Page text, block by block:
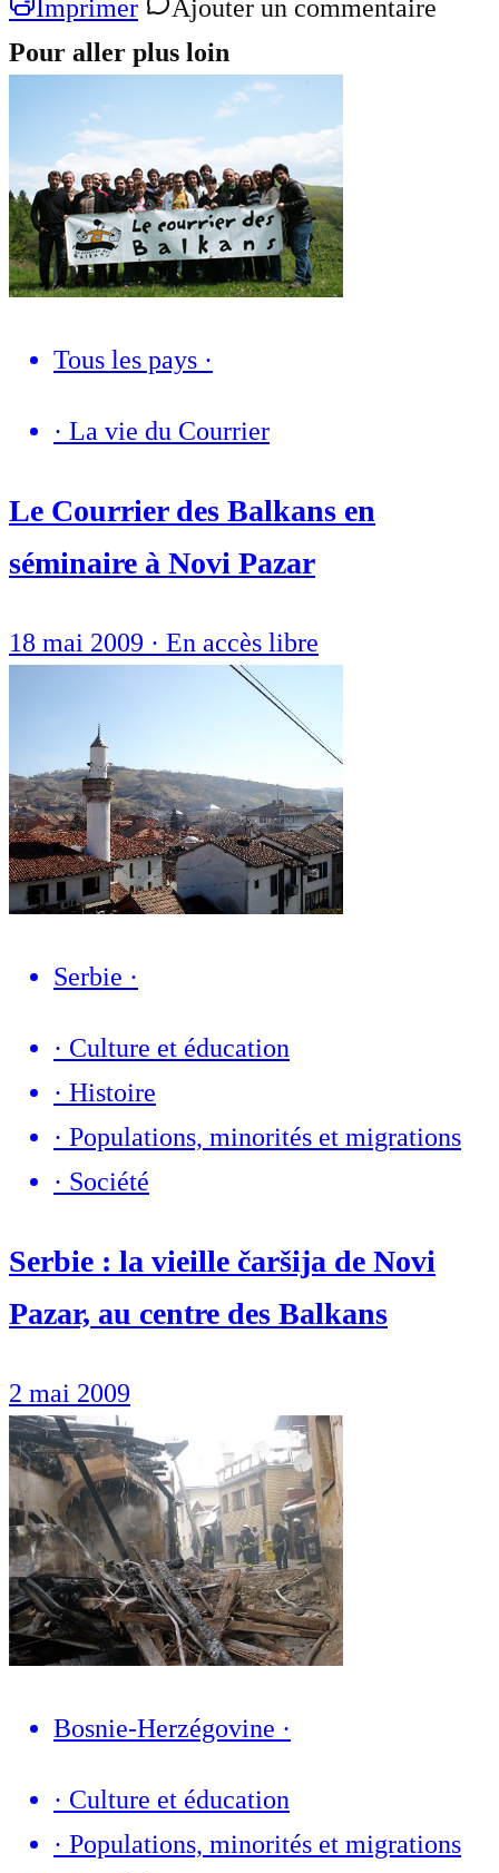
Imprimer
Ajouter un commentaire
Pour aller plus loin
Tous les pays ·
· La vie du Courrier
Le Courrier des Balkans en
séminaire à Novi Pazar
18 mai 2009 · En accès libre
Serbie ·
· Culture et éducation
· Histoire
· Populations, minorités et migrations
· Société
Serbie : la vieille čaršija de Novi
Pazar, au centre des Balkans
2 mai 2009
Bosnie-Herzégovine ·
· Culture et éducation
· Populations, minorités et migrations